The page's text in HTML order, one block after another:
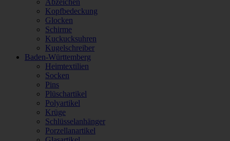
Abzeichen
Kopfbedeckung
Glocken
Schirme
Kuckucksuhren
Kugelschreiber
Baden-Württemberg
Heimtextilien
Socken
Pins
Plüschartikel
Polyartikel
Krüge
Schlüsselanhänger
Porzellanartikel